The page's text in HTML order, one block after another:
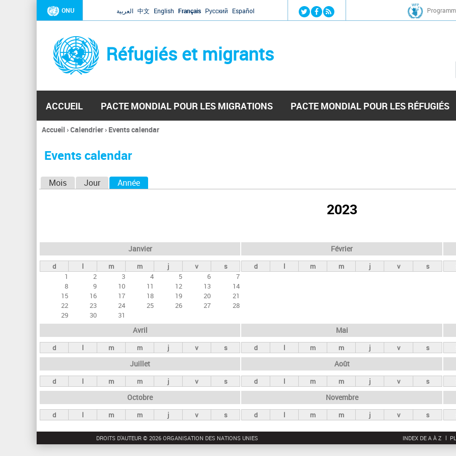
Jump to navigation
ONU العربية 中文 English Français Русский Español
Réfugiés et migrants
ACCUEIL PACTE MONDIAL POUR LES MIGRATIONS PACTE MONDIAL POUR LES RÉFUGIÉS
Vous
ici
Accueil ›Calendrier› Events calendar
Events calendar
e
t
s
n
c
i
p
a
x
Mois Jour Année
2023
Janvier
d l m m j v
s
1
2 3 4 5 6
7
8
9 10 11 12 13
14
15
16 17 18 19 20
21
22
23 24 25 26 27
28
29
30 31
Février
d l m m j v s
Avril
d l m m j v s
Mai
d l m m j v s
Juillet
d l m m j v s
Août
d l m m j v s
Octobre
d l m m j v s
Novembre
d l m m j v s
DROITS D'AUTEUR © 2026 ORGANISATION DES NATIONS UNIES INDEX DE A À Z